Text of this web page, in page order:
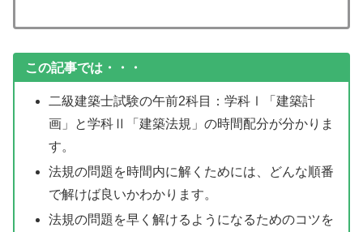
この記事では・・・
二級建築士試験の午前2科目：学科Ⅰ「建築計
画」と学科Ⅱ「建築法規」の時間配分が分かりま
す。
法規の問題を時間内に解くためには、どんな順番
で解けば良いかわかります。
法規の問題を早く解けるようになるためのコツを